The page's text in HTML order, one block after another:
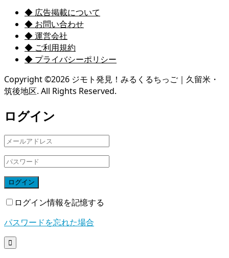
◆ 広告掲載について
◆ お問い合わせ
◆ 運営会社
◆ ご利用規約
◆ プライバシーポリシー
Copyright ©2026 ジモト発見！みるくるちっご｜久留米・
筑後地区. All Rights Reserved.
ログイン
ログイン
ログイン情報を記憶する
パスワードを忘れた場合
